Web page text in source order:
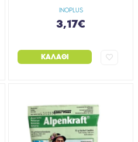
INOPLUS
3,17€
ΚΑΛΆΘΙ